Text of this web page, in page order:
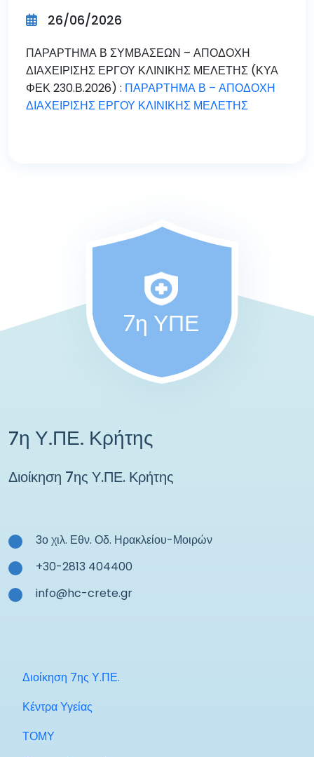
26/06/2026
ΠΑΡΑΡΤΗΜΑ Β ΣΥΜΒΑΣΕΩΝ – ΑΠΟΔΟΧΗ
ΔΙΑΧΕΙΡΙΣΗΣ ΕΡΓΟΥ ΚΛΙΝΙΚΗΣ ΜΕΛΕΤΗΣ (ΚΥΑ
ΦΕΚ 230.Β.2026) : ΠΑΡΑΡΤΗΜΑ Β – ΑΠΟΔΟΧΗ
ΔΙΑΧΕΙΡΙΣΗΣ ΕΡΓΟΥ ΚΛΙΝΙΚΗΣ ΜΕΛΕΤΗΣ
7η ΥΠΕ
7η Υ.ΠΕ. Κρήτης
Διοίκηση 7ης Υ.ΠΕ. Κρήτης
3ο χιλ. Εθν. Οδ. Ηρακλείου-Μοιρών
+30-2813 404400
info@hc-crete.gr
Διοίκηση 7ης Υ.ΠΕ.
Κέντρα Υγείας
ΤΟΜΥ